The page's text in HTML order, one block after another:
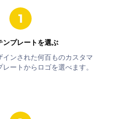
ンプレートを選ぶ
インされた何百ものカスタマ
ートからロゴを選べます。